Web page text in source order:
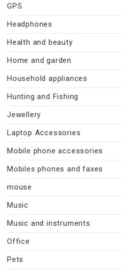
GPS
Headphones
Health and beauty
Home and garden
Household appliances
Hunting and Fishing
Jewellery
Laptop Accessories
Mobile phone accessories
Mobiles phones and faxes
mouse
Music
Music and instruments
Office
Pets